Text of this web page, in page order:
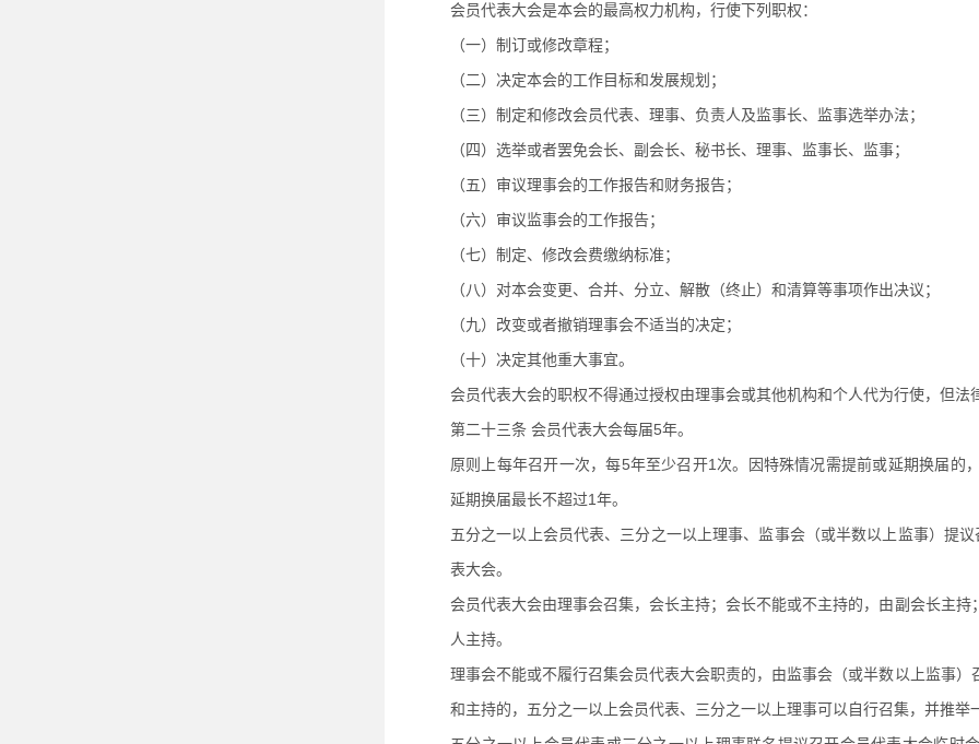
会员代表大会是本会的最高权力机构，行使下列职权：
（一）制订或修改章程；
（二）决定本会的工作目标和发展规划；
（三）制定和修改会员代表、理事、负责人及监事长、监事选举办法；
（四）选举或者罢免会长、副会长、秘书长、理事、监事长、监事；
（五）审议理事会的工作报告和财务报告；
（六）审议监事会的工作报告；
（七）制定、修改会费缴纳标准；
（八）对本会变更、合并、分立、解散（终止）和清算等事项作出决议；
（九）改变或者撤销理事会不适当的决定；
（十）决定其他重大事宜。
会员代表大会的职权不得通过授权由理事会或其他机构和个人代为行使，但
第二十三条 会员代表大会每届5年。
原则上每年召开一次，每5年至少召开1次。因特殊情况需提前或延期换届的
延期换届最长不超过1年。
五分之一以上会员代表、三分之一以上理事、监事会（或半数以上监事）提
表大会。
会员代表大会由理事会召集，会长主持；会长不能或不主持的，由副会长主
人主持。
理事会不能或不履行召集会员代表大会职责的，由监事会（或半数以上监事
和主持的，五分之一以上会员代表、三分之一以上理事可以自行召集，并推举